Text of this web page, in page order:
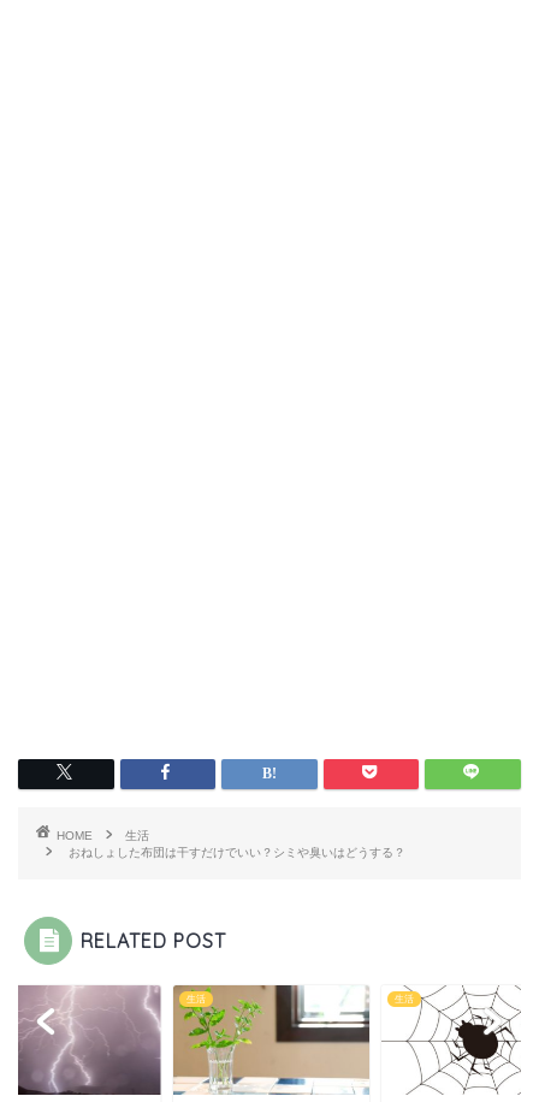
HOME
生活
おねしょした布団は干すだけでいい？シミや臭いはどうする？
RELATED POST
生活 生活